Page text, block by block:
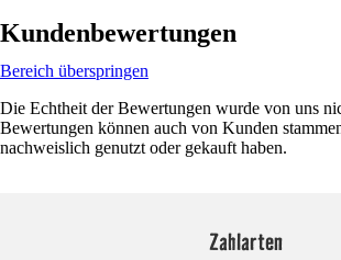
Kundenbewertungen
Bereich überspringen
Die Echtheit der Bewertungen wurde von uns
Bewertungen können auch von Kunden
nachweislich genutzt oder gekauft haben.
Zahlarten